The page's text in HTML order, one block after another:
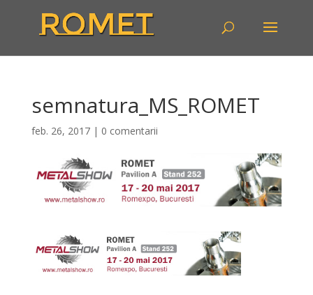
semnatura_MS_ROMET
feb. 26, 2017| 0 comentarii